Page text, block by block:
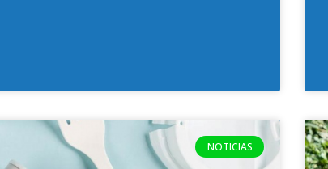
NOTICIAS